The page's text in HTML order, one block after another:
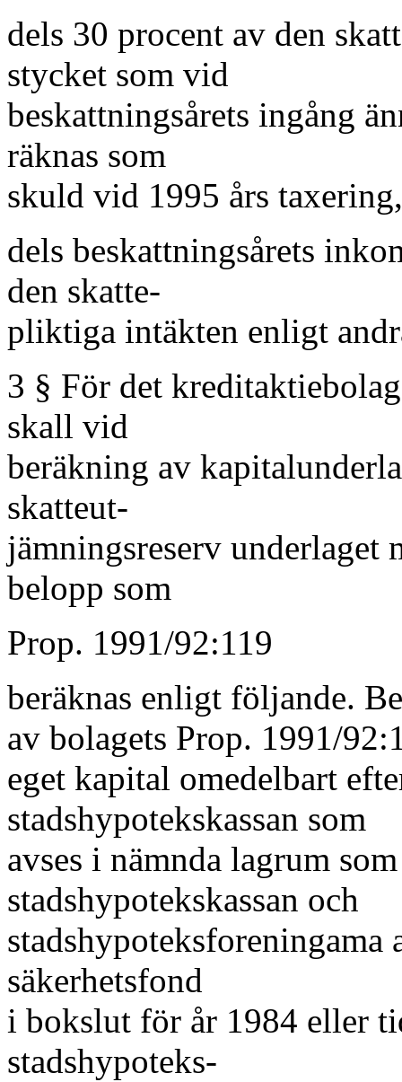
dels 30 procent av den
stycket som vid
beskattningsårets ingång
räknas som
skuld vid 1995 års taxering,
dels beskattningsårets
den skatte-
pliktiga intäkten enligt
3 § För det
skall vid
beräkning av
skatteut-
jämningsreserv underlaget
belopp som
Prop. 1991/92:119
beräknas enligt följande.
av bolagets Prop. 1991/
eget kapital omedelbart
stadshypotekskassan som
avses i nämnda lagrum
stadshypotekskassan och
säkerhetsfond
i bokslut för år 1984 eller
stadshypoteks-